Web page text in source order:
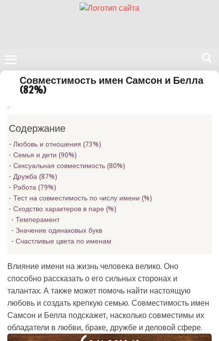
Поиск
сайте
Совместимость имен Самсон и Белла
(82%)
.
Содержание
Любовь и отношения (73%)
Семья и дети (90%)
Сексуальная совместимость (80%)
Дружба (87%)
Работа (79%)
Тест на совместимость по числу имени (%)
Сходство характеров в паре (%)
Темперамент
Значение одинаковых букв
Счастливые цвета по именам
Влияние имени на жизнь человека велико. Оно
способно рассказать о его сильных сторонах и
талантах. А также может помочь найти настоящую
любовь и создать крепкую семью. Совместимость имен
Самсон и Белла подскажет, насколько совместимы их
обладатели в любви, браке, дружбе и деловой сфере.